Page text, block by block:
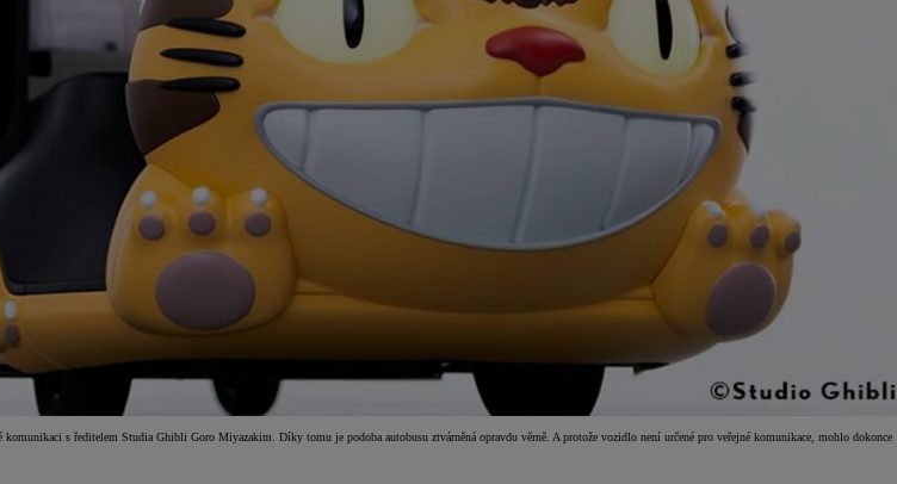
s ředitelem Studia Ghibli Goro Miyazakim. Díky tomu je podoba autobusu ztvárněná opravdu věrně. A protože vozidlo není určené pro veřejné komunikace, mohlo dokonce